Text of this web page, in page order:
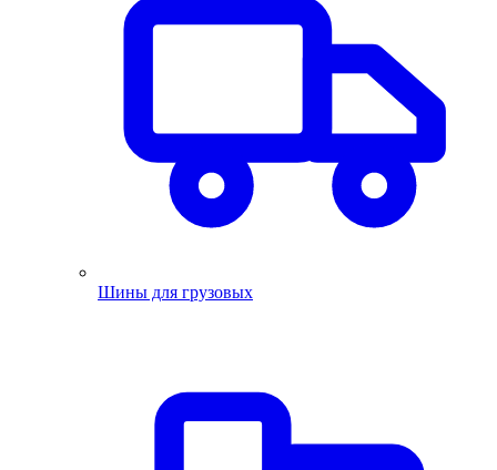
Шины для грузовых